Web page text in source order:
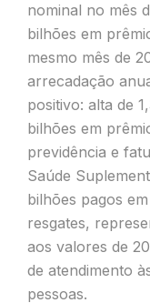
nominal no mês
bilhões em
mesmo mês de
arrecadação
positivo: alta de
bilhões em
previdência e
Saúde
bilhões pagos
resgates,
aos valores de
de atendimento
pessoas.